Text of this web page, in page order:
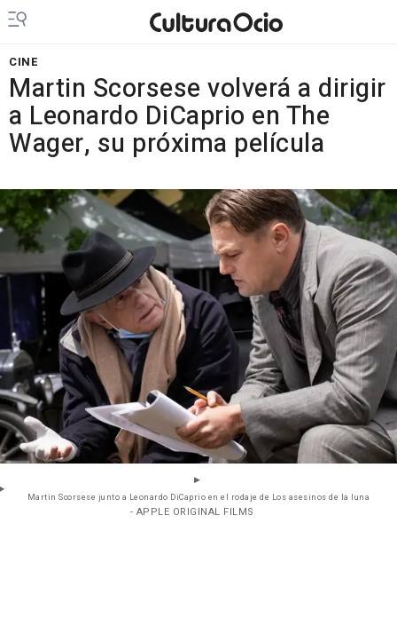
CINE
Martin Scorsese volverá a dirigir
a Leonardo DiCaprio en The
Wager, su próxima película
Martin Scorsese junto a Leonardo DiCaprio en el rodaje de Los asesinos de la luna
- APPLE ORIGINAL FILMS